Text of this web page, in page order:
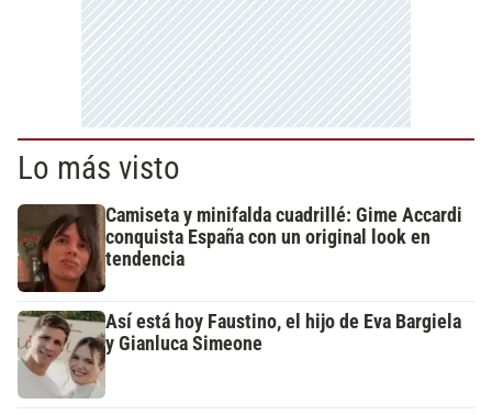
Lo más visto
Camiseta y minifalda cuadrillé: Gime Accardi
conquista España con un original look en
tendencia
Así está hoy Faustino, el hijo de Eva Bargiela
y Gianluca Simeone